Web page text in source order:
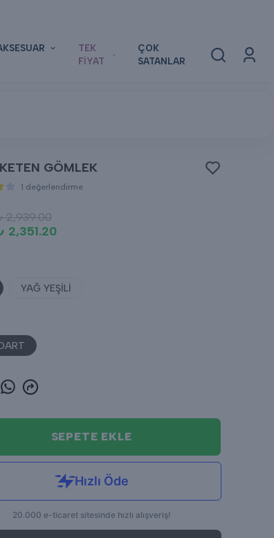
TEK
FİYAT
ÇOK
SATANLAR
GÖMLEK
1 değerlendirme
2,939.00
2,351.20
YAĞ YEŞİLİ
SEPETE EKLE